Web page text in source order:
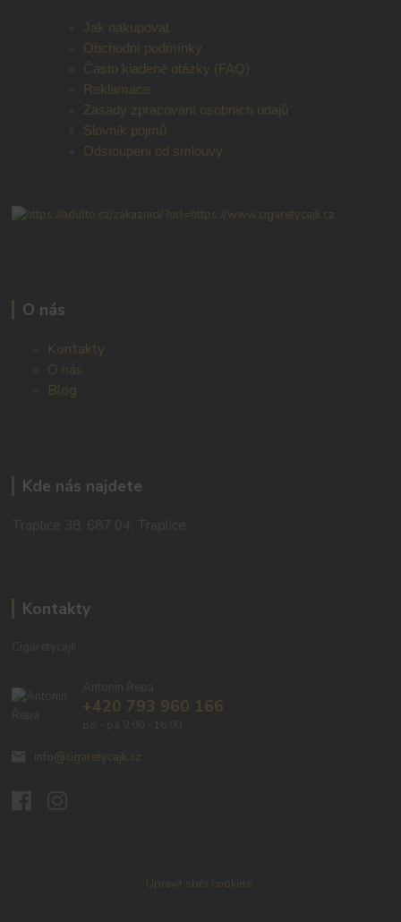
Jak nakupovat
Obchodní podmínky
Často kladené otázky (FAQ)
Reklamace
Zásady zpracování osobních údajů
Slovník pojmů
Odstoupení od smlouvy
O nás
Kontakty
O nás
Blog
Kde nás najdete
Kontakty
+420 793 960 166
info@cigaretycajk.cz
Upravit sběr cookies.